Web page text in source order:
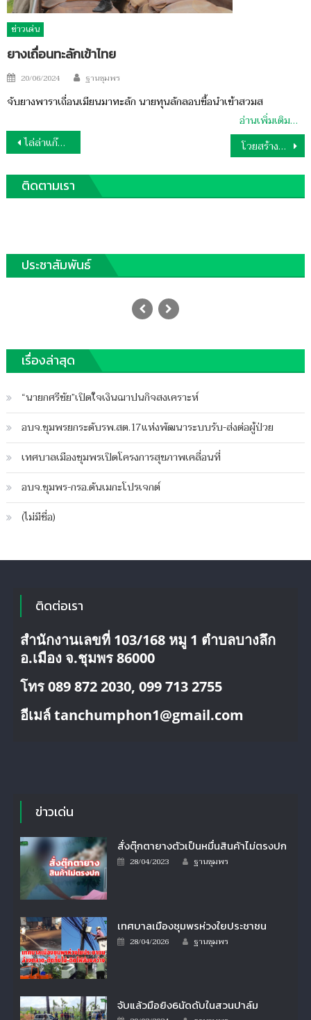
ข่าวเด่น
ยางเถื่อนทะลักเข้าไทย
Posted
20/06/2024 Author
ฐานชุมพร
จับยางพาราเถื่อนเมียนมาทะลัก นายทุนลักลอบซื้อนำเข้าสวมส
อ่านเพิ่มเติม…
แนะแนว
เรื่อง
ไล่ล่าแก๊งพม่าโจรกรรมรถข้ามแม่น้ำ โวยสร้างสะพานไม่มีทางเบี่ยง
ติดตามเรา
ประชาสัมพันธ์
เจอพระพุทธรูปในเรือสุโขทัยอับปาง
Posted
เจอ
พระพุทธ
รูป
ใน
สุโขทัย
อับปาง
เรื่องล่าสุด
“นายกศรีชัย”เปิดใจเงินฌาปนกิจสงเคราะห์
อบจ.ชุมพรยกระดับรพ.สต.17แห่งพัฒนาระบบรับ-ส่งต่อผู้ป่วย
เทศบาลเมืองชุมพรเปิดโครงการสุขภาพเคลื่อนที่
อบจ.ชุมพร-กรอ.ดันเมกะโปรเจกต์
(ไม่มีชื่อ)
ติดต่อเรา
สำนักงานเลขที่ 103/168 หมู 1 ตำบลบางลึก
อ.เมือง จ.ชุมพร 86000
โทร 089 872 2030, 099 713 2755
อีเมล์ tanchumphon1@gmail.com
ข่าวเด่น
สั่งตุ๊กตายางตัวเป็นหมื่นสินค้าไม่ตรงปก
Posted
28/04/2023 Author
ฐานชุมพร
เทศบาลเมืองชุมพรห่วงใยประชาชน
Posted
28/04/2026 Author
ฐานชุมพร
จับแล้วมือยิง6นัดดับในสวนปาล์ม